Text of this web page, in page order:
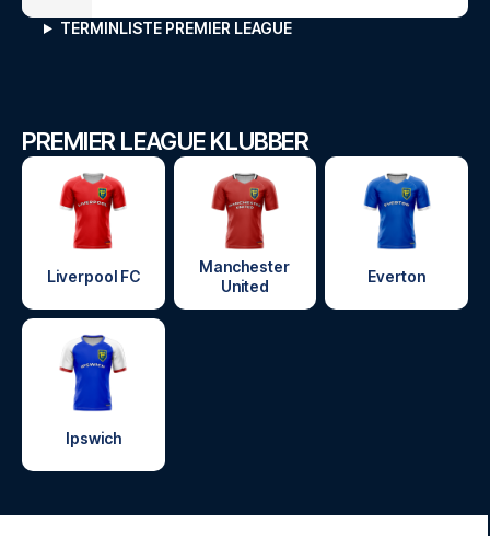
TERMINLISTE PREMIER LEAGUE
PREMIER LEAGUE KLUBBER
Liverpool FC
Manchester
United
Everton
Ipswich